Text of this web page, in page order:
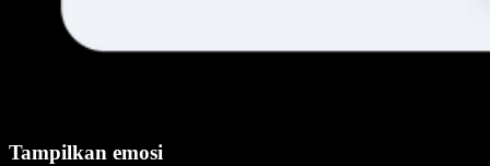
Tampilkan emosi